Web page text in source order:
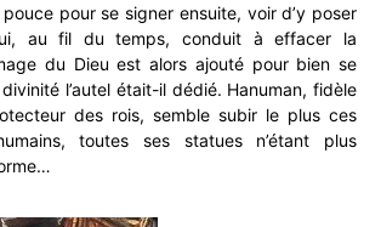
pour se signer ensuite, voir d’y poser
au fil du temps, conduit à effacer la
du Dieu est alors ajouté pour bien se
l’autel était-il dédié. Hanuman, fidèle
des rois, semble subir le plus ces
toutes ses statues n’étant plus